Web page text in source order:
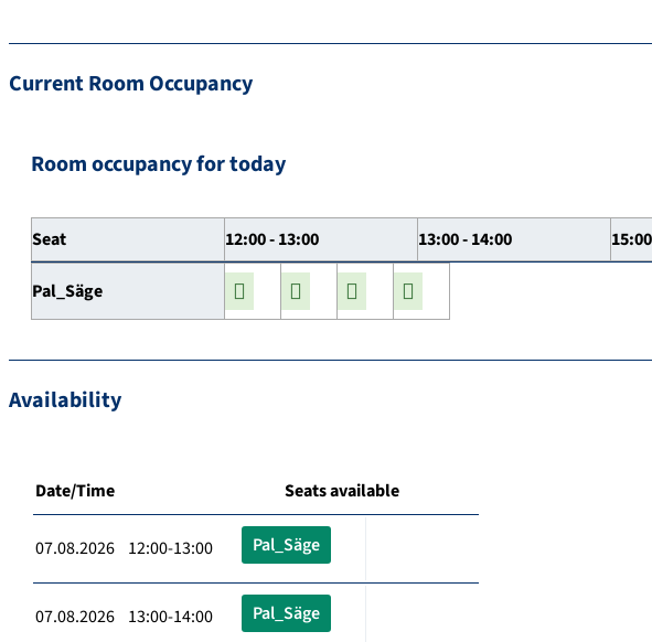
Current Room Occupancy
Room occupancy for today
Seat 12:00 - 13:00 13:00 - 14:00
Pal_Säge
Availability
Date/Time Seats available
07.08.2026 12:00-13:00 Pal_Säge
07.08.2026 13:00-14:00 Pal_Säge